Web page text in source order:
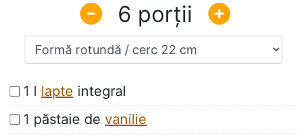
6
1 l lapte integral
1 păstaie de vanilie